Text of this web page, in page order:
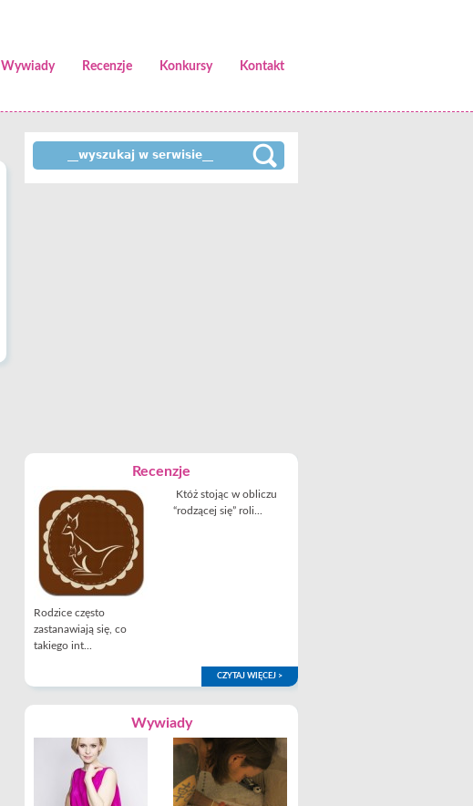
Wywiady Recenzje Konkursy Kontakt
Recenzje
Rodzice często
zastanawiają się, co
takiego int...
Któż stojąc w obliczu
“rodzącej się” roli...
CZYTAJ WIĘCEJ >
Wywiady